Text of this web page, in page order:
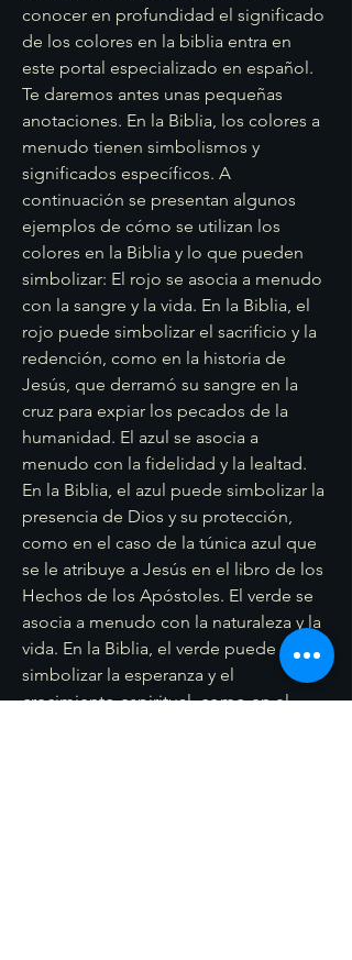
conocer en profundidad el significado
de los colores en la biblia entra en
este portal especializado en español.
Te daremos antes unas pequeñas
anotaciones. En la Biblia, los colores a
menudo tienen simbolismos y
significados específicos. A
continuación se presentan algunos
ejemplos de cómo se utilizan los
colores en la Biblia y lo que pueden
simbolizar: El rojo se asocia a menudo
con la sangre y la vida. En la Biblia, el
rojo puede simbolizar el sacrificio y la
redención, como en la historia de
Jesús, que derramó su sangre en la
cruz para expiar los pecados de la
humanidad. El azul se asocia a
menudo con la fidelidad y la lealtad.
En la Biblia, el azul puede simbolizar la
presencia de Dios y su protección,
como en el caso de la túnica azul que
se le atribuye a Jesús en el libro de los
Hechos de los Apóstoles. El verde se
asocia a menudo con la naturaleza y la
vida. En la Biblia, el verde puede
simbolizar la esperanza y el
crecimiento espiritual, como en el